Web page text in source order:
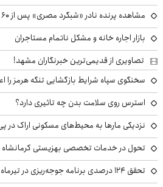
مشاهده پرنده نادر «شبگرد مصری» پس از ۶۰ سال غیبت در نهاوند
بازار اجاره خانه و مشکل ناتمام مستاجران
تصاویری از قدیمی‌ترین خبرنگاران مشهد!
سخنگوی سپاه شرایط بازگشایی تنگه هرمز را
استرس روی سلامت بدن چه تاثیری دارد؟
نزدیکی مارها به محیط‌های مسکونی اراک در
تحول در خدمات تخصصی بهزیستی کرمانشاه با پوشش
تحقق ۱۲۴ درصدی برنامه جوجه‌ریزی در تیرماه و جهش تولید مرغ در فارس